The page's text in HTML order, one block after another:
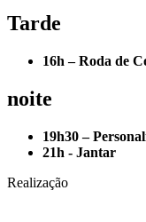
Tarde
16h – Roda de
noite
19h30 –
21h - Jantar
Realização